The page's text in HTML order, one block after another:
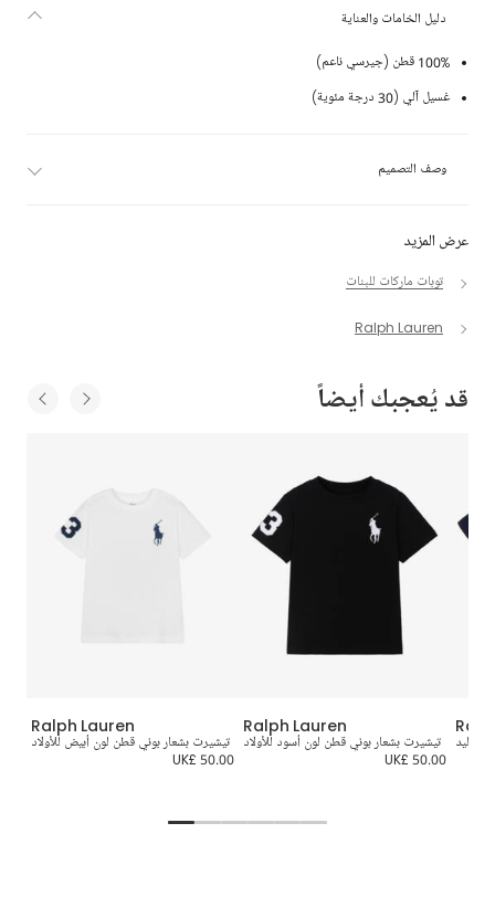
عرض المزيد
توبات ماركات للبنات
Ralph Lauren
دليل الخامات والعناية
100% قطن (جيرسي ناعم)
غسيل آلي (30 درجة مئوية)
وصف التصميم
قد يُعجبك أيضاً
Ralph Lauren
تيشيرت بشعار بوني قطن لون أبيض للأولاد
UK£ 50.00
Ralph Lauren
تيشيرت بشعار بوني قطن لون أسود للأولاد
UK£ 50.00